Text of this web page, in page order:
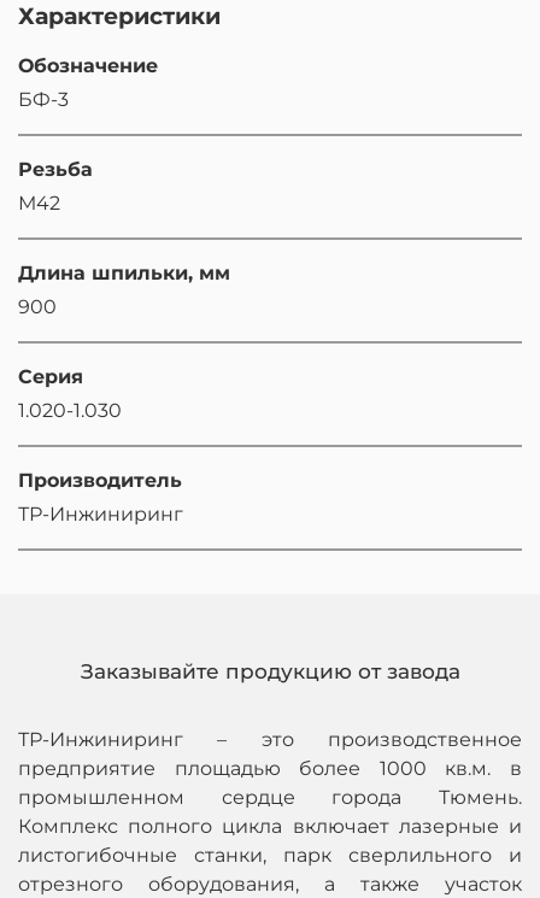
Характеристики
Обозначение
БФ-3
Резьба
М42
Длина шпильки, мм
900
Серия
1.020-1.030
Производитель
ТР-Инжиниринг
Заказывайте продукцию от завода
ТР-Инжиниринг – это производственное
предприятие площадью более 1000 кв.м. в
промышленном сердце города Тюмень.
Комплекс полного цикла включает лазерные и
листогибочные станки, парк сверлильного и
отрезного оборудования, а также участок